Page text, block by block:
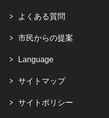
よくある質問
市民からの提案
Language
サイトマップ
サイトポリシー